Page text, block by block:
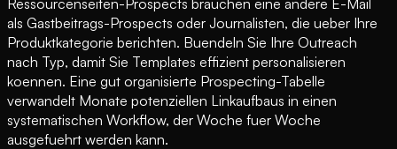
als Gastbeitrags-Prospects oder Journalisten, die ueber Ihre
Produktkategorie berichten. Buendeln Sie Ihre Outreach
nach Typ, damit Sie Templates effizient personalisieren
koennen. Eine gut organisierte Prospecting-Tabelle
verwandelt Monate potenziellen Linkaufbaus in einen
systematischen Workflow, der Woche fuer Woche
ausgefuehrt werden kann.